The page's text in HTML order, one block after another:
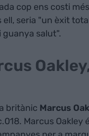
cop ens costi
ell, seria "un èxit
salut".
britànic Marcus
Marcus Oakley